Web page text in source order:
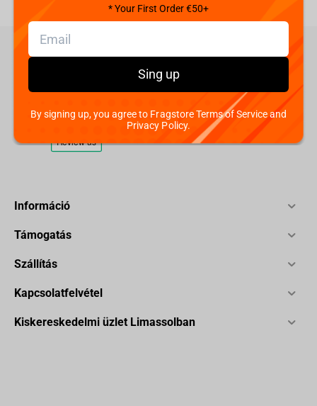
Információ
Támogatás
Szállítás
Kapcsolatfelvétel
Kiskereskedelmi üzlet Limassolban
* Your First Order €50+
Sing up
By signing up, you agree to Fragstore Terms of Service and
Privacy Policy.